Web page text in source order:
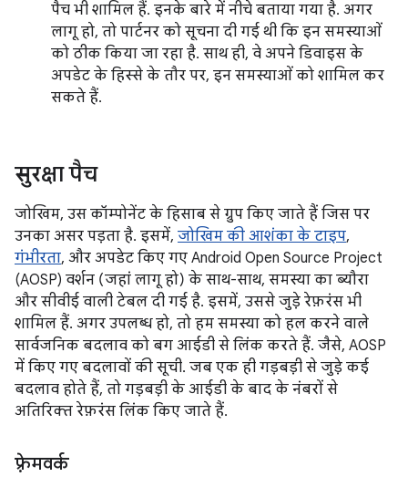
पैच भी शामिल हैं. इनके बारे में नीचे बताया गया है. अगर
लागू हो, तो पार्टनर को सूचना दी गई थी कि इन समस्याओं
को ठीक किया जा रहा है. साथ ही, वे अपने डिवाइस के
अपडेट के हिस्से के तौर पर, इन समस्याओं को शामिल कर
सकते हैं.
सुरक्षा पैच
जोखिम, उस कॉम्पोनेंट के हिसाब से ग्रुप किए जाते हैं जिस पर
उनका असर पड़ता है. इसमें, जोखिम की आशंका के टाइप,
गंभीरता, और अपडेट किए गए Android Open Source Project
(AOSP) वर्शन (जहां लागू हो) के साथ-साथ, समस्या का ब्यौरा
और सीवीई वाली टेबल दी गई है. इसमें, उससे जुड़े रेफ़रंस भी
शामिल हैं. अगर उपलब्ध हो, तो हम समस्या को हल करने वाले
सार्वजनिक बदलाव को बग आईडी से लिंक करते हैं. जैसे, AOSP
में किए गए बदलावों की सूची. जब एक ही गड़बड़ी से जुड़े कई
बदलाव होते हैं, तो गड़बड़ी के आईडी के बाद के नंबरों से
अतिरिक्त रेफ़रंस लिंक किए जाते हैं.
फ़्रेमवर्क